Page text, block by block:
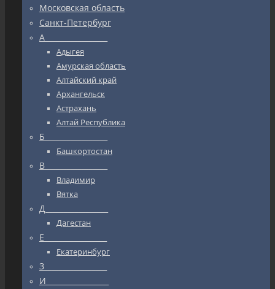
Московская область
Санкт-Петербург
А_________________
Адыгея
Амурская область
Алтайский край
Архангельск
Астрахань
Алтай Республика
Б_________________
Башкортостан
В_________________
Владимир
Вятка
Д_________________
Дагестан
Е_________________
Екатеринбург
З_________________
И_________________